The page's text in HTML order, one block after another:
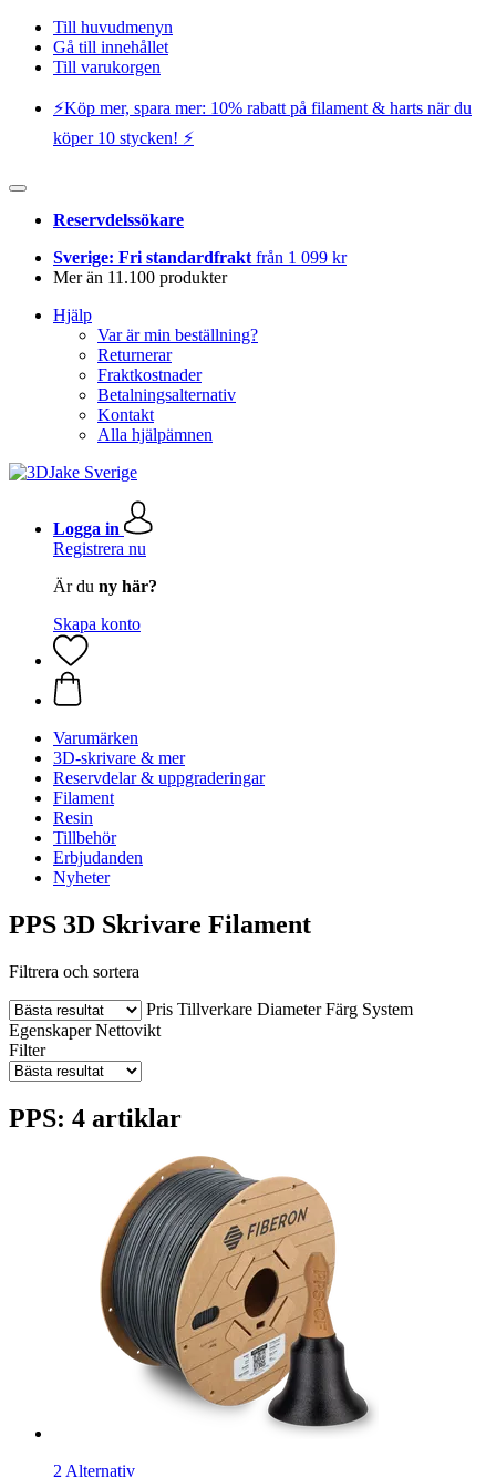
Till huvudmenyn
Gå till innehållet
Till varukorgen
⚡️Köp mer, spara mer: 10% rabatt på filament & harts när du
köper 10 stycken! ⚡️
Reservdelssökare
Sverige: Fri standardfrakt från 1 099 kr
Mer än 11.100 produkter
Hjälp
Var är min beställning?
Returnerar
Fraktkostnader
Betalningsalternativ
Kontakt
Alla hjälpämnen
Logga in
Registrera nu
Är du ny här?
Skapa konto
Varumärken
3D-skrivare & mer
Reservdelar & uppgraderingar
Filament
Resin
Tillbehör
Erbjudanden
Nyheter
PPS 3D Skrivare Filament
Filtrera och sortera
Pris Tillverkare Diameter Färg System
Egenskaper Nettovikt
Filter
PPS: 4 artiklar
2 Alternativ